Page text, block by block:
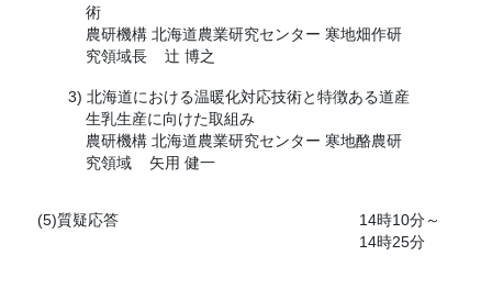
術
農研機構 北海道農業研究センター 寒地畑作研
究領域長
辻 博之
北海道における温暖化対応技術と特徴ある道産
生乳生産に向けた取組み
農研機構 北海道農業研究センター 寒地酪農研
究領域
矢用 健一
(5)質疑応答
14時10分～
14時25分